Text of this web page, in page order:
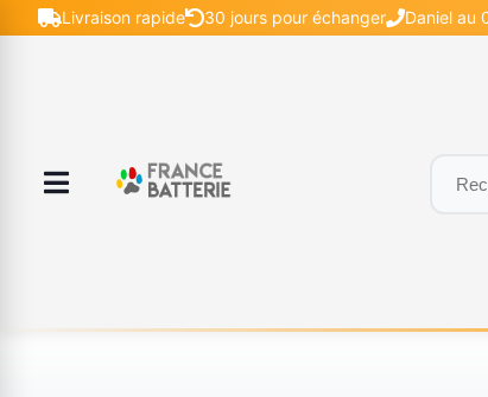
Livraison rapide 30 jours pour échanger Daniel au